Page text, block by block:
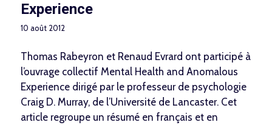
Experience
10 août 2012
Thomas Rabeyron et Renaud Evrard ont participé à
l’ouvrage collectif Mental Health and Anomalous
Experience dirigé par le professeur de psychologie
Craig D. Murray, de l’Université de Lancaster. Cet
article regroupe un résumé en français et en